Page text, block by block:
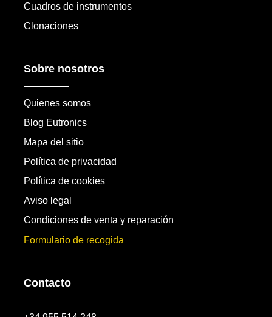
Cuadros de instrumentos
Clonaciones
Sobre nosotros
Quienes somos
Blog Eutronics
Mapa del sitio
Política de privacidad
Política de cookies
Aviso legal
Condiciones de venta y reparación
Formulario de recogida
Contacto